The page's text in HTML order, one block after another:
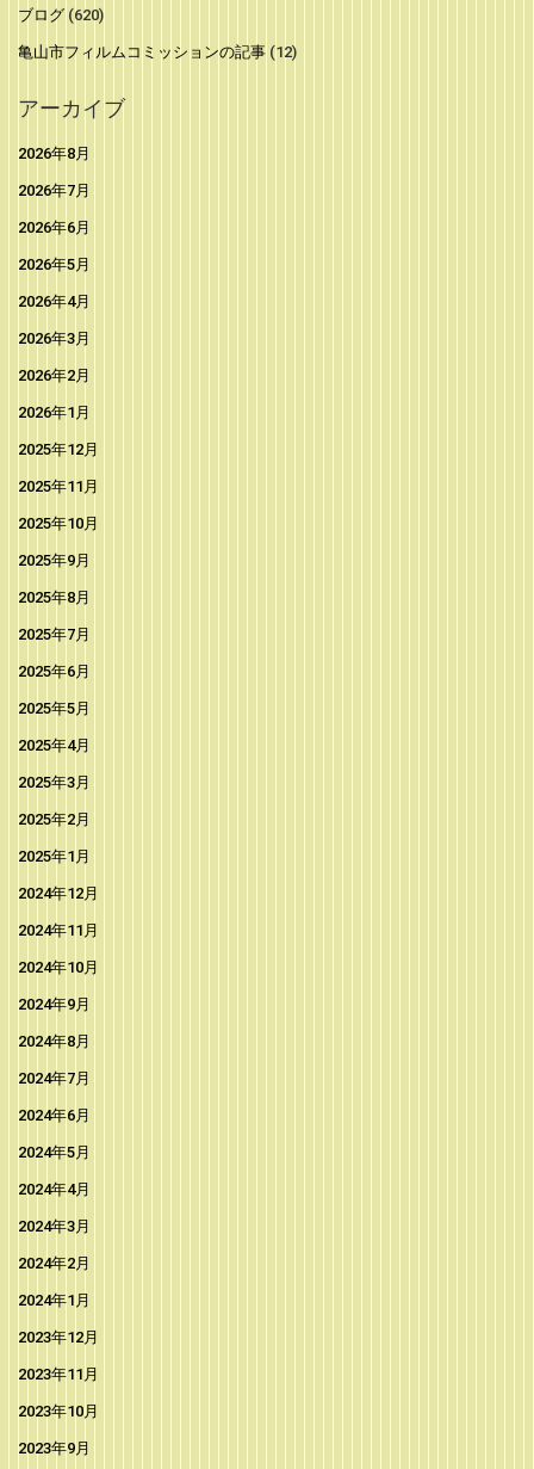
ブログ (620)
亀山市フィルムコミッションの記事 (12)
アーカイブ
2026年8月
2026年7月
2026年6月
2026年5月
2026年4月
2026年3月
2026年2月
2026年1月
2025年12月
2025年11月
2025年10月
2025年9月
2025年8月
2025年7月
2025年6月
2025年5月
2025年4月
2025年3月
2025年2月
2025年1月
2024年12月
2024年11月
2024年10月
2024年9月
2024年8月
2024年7月
2024年6月
2024年5月
2024年4月
2024年3月
2024年2月
2024年1月
2023年12月
2023年11月
2023年10月
2023年9月